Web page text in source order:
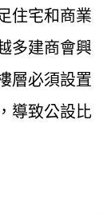
住宅和商業
多建商會興
層必須設置
導致公設比